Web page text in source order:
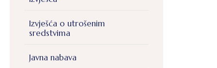
Izvješća o utrošenim
sredstvima
Javna nabava